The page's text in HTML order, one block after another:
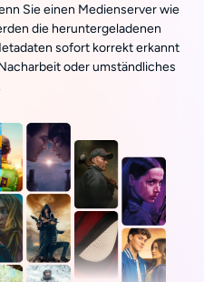
Sie einen Medienserver wie
die heruntergeladenen
sofort korrekt erkannt
oder umständliches